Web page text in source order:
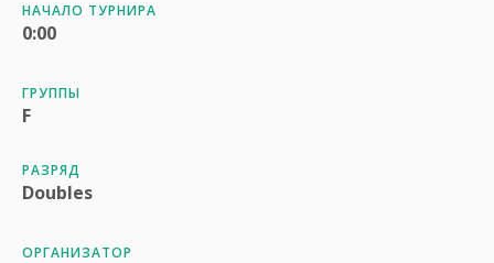
НАЧАЛО ТУРНИРА
0:00
ГРУППЫ
F
РАЗРЯД
Doubles
ОРГАНИЗАТОР